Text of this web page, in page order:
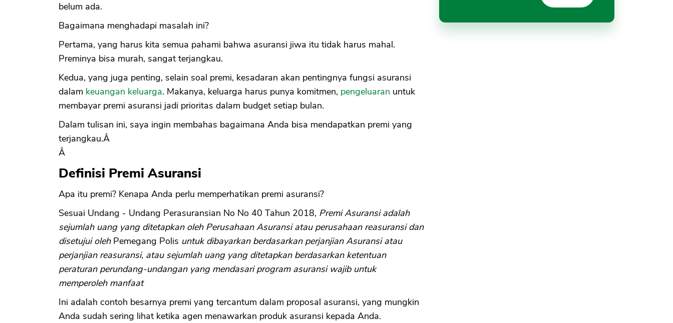
belum ada.
Bagaimana menghadapi masalah ini?
Pertama, yang harus kita semua pahami bahwa asuransi jiwa itu tidak harus mahal.
Preminya bisa murah, sangat terjangkau.
Kedua, yang juga penting, selain soal premi, kesadaran akan pentingnya fungsi asuransi
dalam keuangan keluarga. Makanya, keluarga harus punya komitmen, pengeluaran untuk
membayar premi asuransi jadi prioritas dalam budget setiap bulan.
Dalam tulisan ini, saya ingin membahas bagaimana Anda bisa mendapatkan premi yang
terjangkau.Â
Â
Definisi Premi Asuransi
Apa itu premi? Kenapa Anda perlu memperhatikan premi asuransi?
Sesuai Undang - Undang Perasuransian No No 40 Tahun 2018, Premi Asuransi adalah
sejumlah uang yang ditetapkan oleh Perusahaan Asuransi atau perusahaan reasuransi dan
disetujui oleh Pemegang Polis untuk dibayarkan berdasarkan perjanjian Asuransi atau
perjanjian reasuransi, atau sejumlah uang yang ditetapkan berdasarkan ketentuan
peraturan perundang-undangan yang mendasari program asuransi wajib untuk
memperoleh manfaat
Ini adalah contoh besarnya premi yang tercantum dalam proposal asuransi, yang mungkin
Anda sudah sering lihat ketika agen menawarkan produk asuransi kepada Anda.